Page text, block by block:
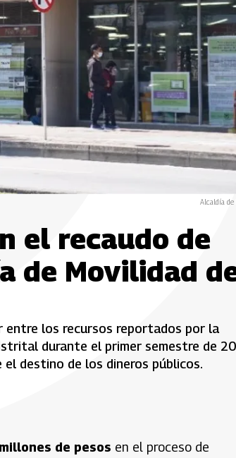
Alcaldía de
el recaudo de
de Movilidad
entre los recursos reportados por la
durante el primer semestre de
el destino de los dineros públicos.
de pesos en el proceso de